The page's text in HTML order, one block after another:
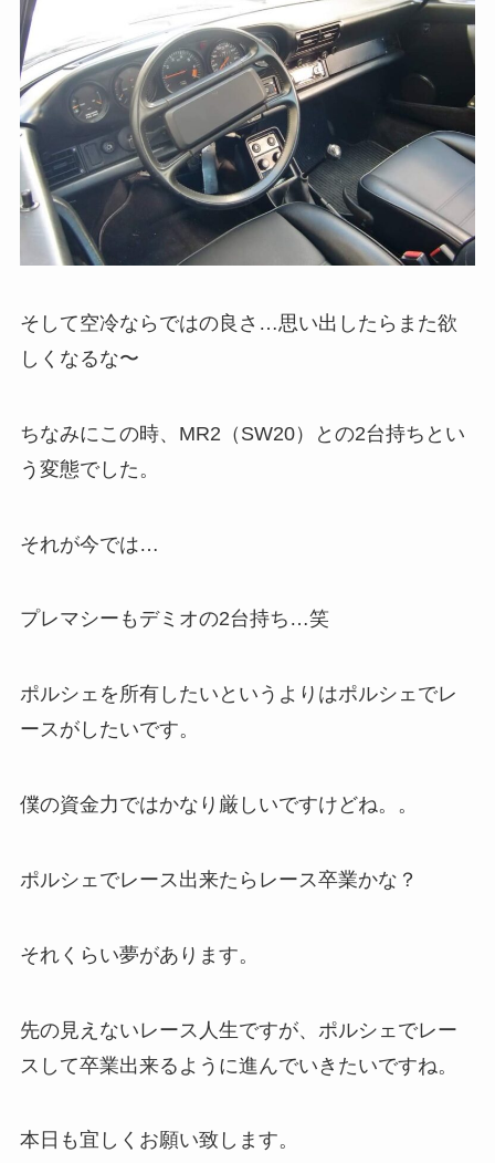
そして空冷ならではの良さ…思い出したらまた欲
しくなるな〜
ちなみにこの時、MR2（SW20）との2台持ちとい
う変態でした。
それが今では…
プレマシーもデミオの2台持ち…笑
ポルシェを所有したいというよりはポルシェでレ
ースがしたいです。
僕の資金力ではかなり厳しいですけどね。。
ポルシェでレース出来たらレース卒業かな？
それくらい夢があります。
先の見えないレース人生ですが、ポルシェでレー
スして卒業出来るように進んでいきたいですね。
本日も宜しくお願い致します。